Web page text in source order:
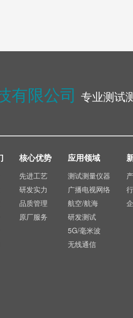
有限公司 专业测试
核心优势
先进工艺
研发实力
品质管理
原厂服务
应用领域
测试测量仪器
广播电视网络
航空/航海
研发测试
5G/毫米波
无线通信